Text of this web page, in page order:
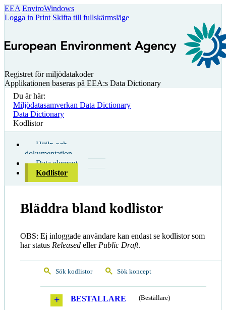
EEA EnviroWindows
Logga in Print Skifta till fullskärmsläge
Registret för miljödatakoder
Applikationen baseras på EEA:s Data Dictionary
Du är här:
Miljödatasamverkan Data Dictionary
Data Dictionary
Kodlistor
Hjälp och
dokumentation
Data element
Kodlistor
Bläddra bland kodlistor
OBS: Ej inloggade användare kan endast se kodlistor som
har status Released eller Public Draft.
Sök kodlistor Sök koncept
BESTALLARE (Beställare)